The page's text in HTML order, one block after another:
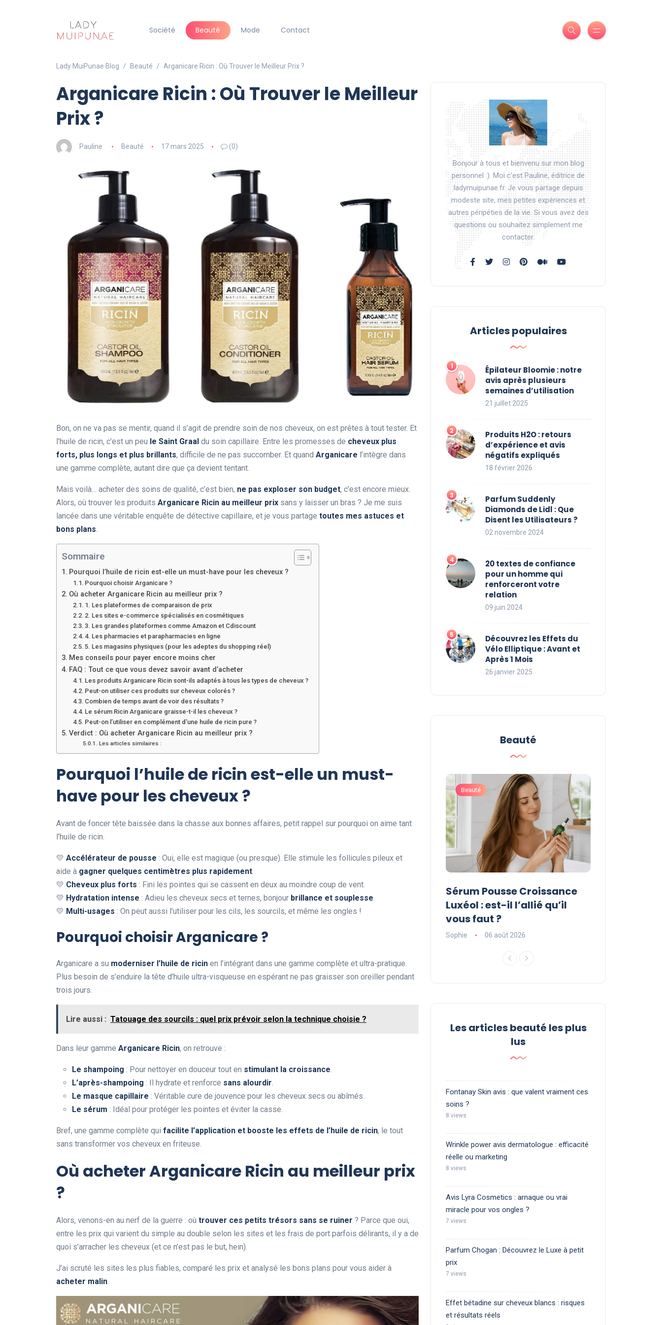
Société Beauté Mode Contact
Lady MuiPunae Blog Beauté Arganicare Ricin : Où Trouver le Meilleur Prix ?
Arganicare Ricin : Où Trouver le Meilleur
Prix ?
Pauline Beauté 17 mars 2025 (0)
Bon, on ne va pas se mentir, quand il s’agit de prendre soin de nos cheveux, on est prêtes à tout tester. Et
l’huile de ricin, c’est un peu le Saint Graal du soin capillaire. Entre les promesses de cheveux plus
forts, plus longs et plus brillants, difficile de ne pas succomber. Et quand Arganicare l’intègre dans
une gamme complète, autant dire que ça devient tentant.
Mais voilà… acheter des soins de qualité, c’est bien, ne pas exploser son budget, c’est encore mieux.
Alors, où trouver les produits Arganicare Ricin au meilleur prix sans y laisser un bras ? Je me suis
lancée dans une véritable enquête de détective capillaire, et je vous partage toutes mes astuces et
bons plans.
Sommaire
Pourquoi l’huile de ricin est-elle un must-have pour les cheveux ?
Pourquoi choisir Arganicare ?
Où acheter Arganicare Ricin au meilleur prix ?
1. Les plateformes de comparaison de prix
2. Les sites e-commerce spécialisés en cosmétiques
3. Les grandes plateformes comme Amazon et Cdiscount
4. Les pharmacies et parapharmacies en ligne
5. Les magasins physiques (pour les adeptes du shopping réel)
Mes conseils pour payer encore moins cher
FAQ : Tout ce que vous devez savoir avant d’acheter
Les produits Arganicare Ricin sont-ils adaptés à tous les types de cheveux ?
Peut-on utiliser ces produits sur cheveux colorés ?
Combien de temps avant de voir des résultats ?
Le sérum Ricin Arganicare graisse-t-il les cheveux ?
Peut-on l’utiliser en complément d’une huile de ricin pure ?
Verdict : Où acheter Arganicare Ricin au meilleur prix ?
Les articles similaires :
Pourquoi l’huile de ricin est-elle un must-
have pour les cheveux ?
Avant de foncer tête baissée dans la chasse aux bonnes affaires, petit rappel sur pourquoi on aime tant
l’huile de ricin.
💛 Accélérateur de pousse : Oui, elle est magique (ou presque). Elle stimule les follicules pileux et
aide à gagner quelques centimètres plus rapidement.
💛 Cheveux plus forts : Fini les pointes qui se cassent en deux au moindre coup de vent.
💛 Hydratation intense : Adieu les cheveux secs et ternes, bonjour brillance et souplesse.
💛 Multi-usages : On peut aussi l’utiliser pour les cils, les sourcils, et même les ongles !
Pourquoi choisir Arganicare ?
Arganicare a su moderniser l’huile de ricin en l’intégrant dans une gamme complète et ultra-pratique.
Plus besoin de s’enduire la tête d’huile ultra-visqueuse en espérant ne pas graisser son oreiller pendant
trois jours.
Lire aussi : Tatouage des sourcils : quel prix prévoir selon la technique choisie ?
Dans leur gamme Arganicare Ricin, on retrouve :
Le shampoing : Pour nettoyer en douceur tout en stimulant la croissance.
L’après-shampoing : Il hydrate et renforce sans alourdir.
Le masque capillaire : Véritable cure de jouvence pour les cheveux secs ou abîmés.
Le sérum : Idéal pour protéger les pointes et éviter la casse.
Bref, une gamme complète qui facilite l’application et booste les effets de l’huile de ricin, le tout
sans transformer vos cheveux en friteuse.
Où acheter Arganicare Ricin au meilleur prix
?
Alors, venons-en au nerf de la guerre : où trouver ces petits trésors sans se ruiner ? Parce que oui,
entre les prix qui varient du simple au double selon les sites et les frais de port parfois délirants, il y a de
quoi s’arracher les cheveux (et ce n’est pas le but, hein).
J’ai scruté les sites les plus fiables, comparé les prix et analysé les bons plans pour vous aider à
acheter malin.
Bonjour à tous et bienvenu sur mon blog
personnel :). Moi c'est Pauline, éditrice de
ladymuipunae.fr. Je vous partage depuis
modeste site, mes petites expériences et
autres péripéties de la vie. Si vous avez des
questions ou souhaitez simplement me
contacter.
Articles populaires
Épilateur Bloomie : notre
avis après plusieurs
semaines d’utilisation
21 juillet 2025
Produits H2O : retours
d’expérience et avis
négatifs expliqués
18 février 2026
Parfum Suddenly
Diamonds de Lidl : Que
Disent les Utilisateurs ?
02 novembre 2024
20 textes de confiance
pour un homme qui
renforceront votre
relation
09 juin 2024
Découvrez les Effets du
Vélo Elliptique : Avant et
Après 1 Mois
26 janvier 2025
Beauté
Dyson Airwrap : que valent
vraiment les avis négatifs ?
Beauté
Sérum Pousse Croissance
Luxéol : est-il l’allié qu’il
vous faut ?
Sophie 06 août 2026
Les articles beauté les plus
lus
Fontanay Skin avis : que valent vraiment ces
soins ?
8 views
Wrinkle power avis dermatologue : efficacité
réelle ou marketing
8 views
Avis Lyra Cosmetics : arnaque ou vrai
miracle pour vos ongles ?
7 views
Parfum Chogan : Découvrez le Luxe à petit
prix
7 views
Effet bétadine sur cheveux blancs : risques
et résultats réels